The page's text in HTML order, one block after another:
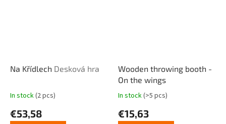
Na Křídlech Desková hra
The
product
In stock(2 pcs)
€53,58
Wooden throwing booth -
On the wings
The
product
In stock(>5 pcs)
€15,63